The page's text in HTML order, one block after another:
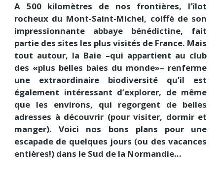
A 500 kilomètres de nos frontières, l’îlot
rocheux du Mont-Saint-Michel, coiffé de son
impressionnante abbaye bénédictine, fait
partie des sites les plus visités de France. Mais
tout autour, la Baie –qui appartient au club
des «plus belles baies du monde»– renferme
une extraordinaire biodiversité qu’il est
également intéressant d’explorer, de même
que les environs, qui regorgent de belles
adresses à découvrir (pour visiter, dormir et
manger). Voici nos bons plans pour une
escapade de quelques jours (ou des vacances
entières!) dans le Sud de la Normandie…